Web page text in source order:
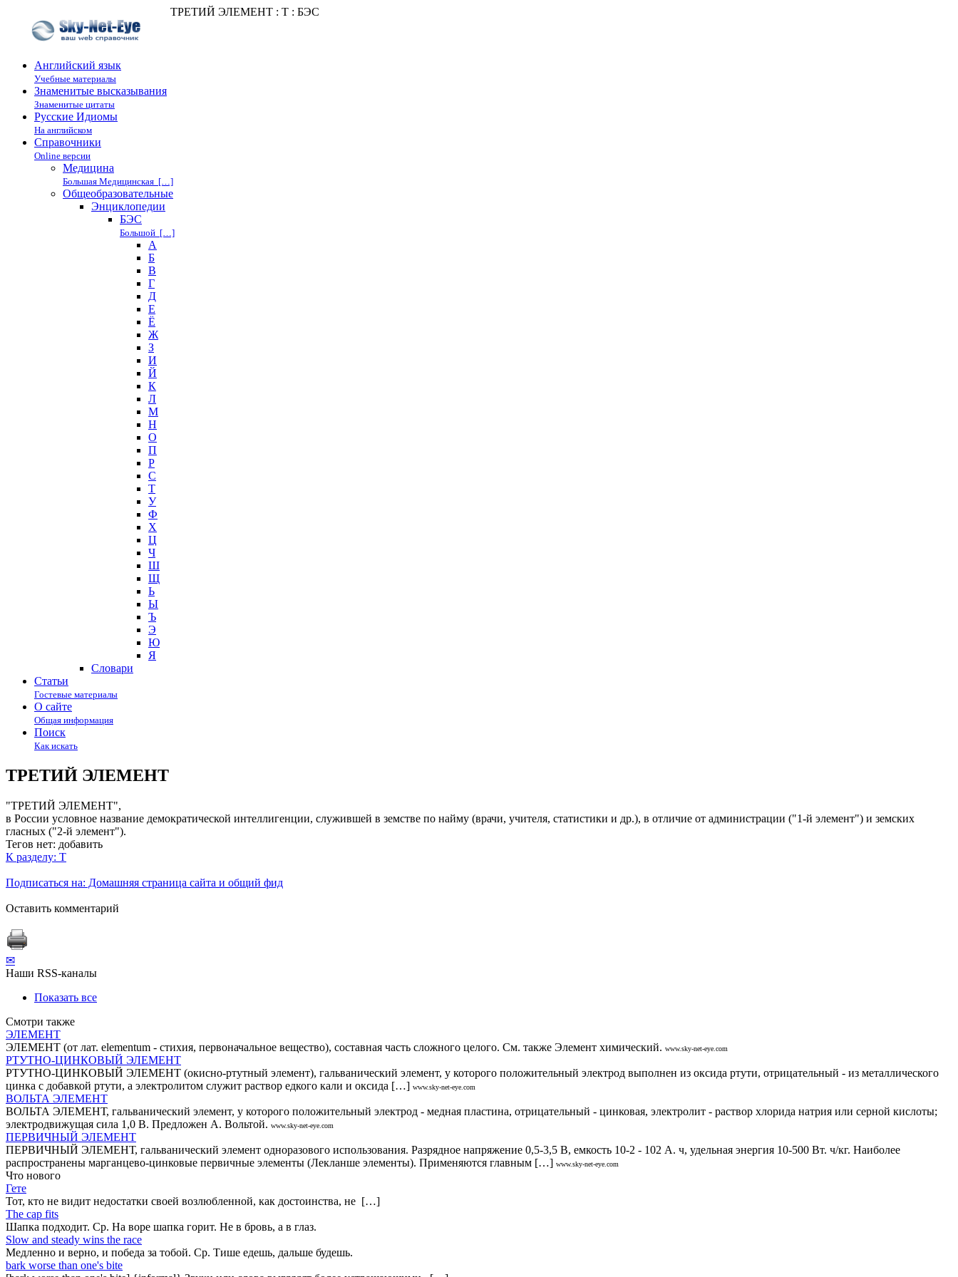
ТРЕТИЙ ЭЛЕМЕНТ : Т : БЭС
Английский язык
Учебные материалы
Знаменитые высказывания
Знаменитые цитаты
Русские Идиомы
На английском
Справочники
Online версии
Медицина
Большая Медицинская […]
Общеобразовательные
Энциклопедии
БЭС
Большой […]
А
Б
В
Г
Д
Е
Ё
Ж
З
И
Й
К
Л
М
Н
О
П
Р
С
Т
У
Ф
Х
Ц
Ч
Ш
Щ
Ь
Ы
Ъ
Э
Ю
Я
Cловари
Статьи
Гостевые материалы
О сайте
Общая информация
Поиск
Как искать
ТРЕТИЙ ЭЛЕМЕНТ
"ТРЕТИЙ ЭЛЕМЕНТ",
в России условное название демократической интеллигенции, служившей в земстве по найму (врачи, учителя, статистики и др.), в отличие от администрации ("1-й элемент") и земских
гласных ("2-й элемент").
Тегов нет: добавить
К разделу: Т
Подписаться на: Домашняя страница сайта и общий фид
Оставить комментарий
✉
Наши RSS-каналы
Показать все
Смотри также
ЭЛЕМЕНТ
ЭЛЕМЕНТ (от лат. elementum - стихия, первоначальное вещество), составная часть сложного целого. См. также Элемент химический. www.sky-net-eye.com
РТУТНО-ЦИНКОВЫЙ ЭЛЕМЕНТ
РТУТНО-ЦИНКОВЫЙ ЭЛЕМЕНТ (окисно-ртутный элемент), гальванический элемент, у которого положительный электрод выполнен из оксида ртути, отрицательный - из металлического
цинка с добавкой ртути, а электролитом служит раствор едкого кали и оксида […] www.sky-net-eye.com
ВОЛЬТА ЭЛЕМЕНТ
ВОЛЬТА ЭЛЕМЕНТ, гальванический элемент, у которого положительный электрод - медная пластина, отрицательный - цинковая, электролит - раствор хлорида натрия или серной кислоты;
электродвижущая сила 1,0 В. Предложен А. Вольтой. www.sky-net-eye.com
ПЕРВИЧНЫЙ ЭЛЕМЕНТ
ПЕРВИЧНЫЙ ЭЛЕМЕНТ, гальванический элемент одноразового использования. Разрядное напряжение 0,5-3,5 В, емкость 10-2 - 102 А. ч, удельная энергия 10-500 Вт. ч/кг. Наиболее
распространены марганцево-цинковые первичные элементы (Лекланше элементы). Применяются главным […] www.sky-net-eye.com
Что нового
Гете
Тот, кто не видит недостатки своей возлюбленной, как достоинства, не […]
The cap fits
Шапка подходит. Ср. На воре шапка горит. Не в бровь, а в глаз.
Slow and steady wins the race
Медленно и верно, и победа за тобой. Ср. Тише едешь, дальше будешь.
bark worse than one's bite